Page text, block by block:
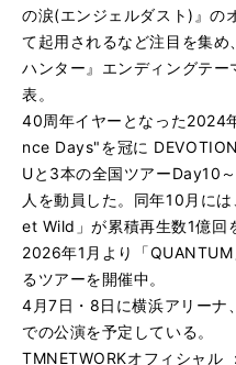
の涙(エンジェルダスト)』の
て起用されるなど注目を集
ハンター』エンディングテ
表。
40周年イヤーとなった2024
nce Days"を冠に
Uと3本の全国ツアーDay10
人を動員した。同年10月に
et Wild」が累積再生数1億回
2026年1月より「
るツアーを開催中。
4月7日・8日に横浜アリーナ
での公演を予定している。
TMNETWORKオフィシャル